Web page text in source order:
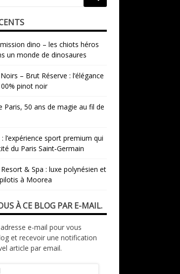
dino – les chiots héros
un monde de dinosaures
– Brut Réserve : l’élégance
pinot noir
Paris, 50 ans de magie au fil de
l’expérience sport premium qui
du Paris Saint‑Germain
& Spa : luxe polynésien et
à Moorea
À CE BLOG PAR E-MAIL.
e-mail pour vous
et recevoir une notification
article par email.